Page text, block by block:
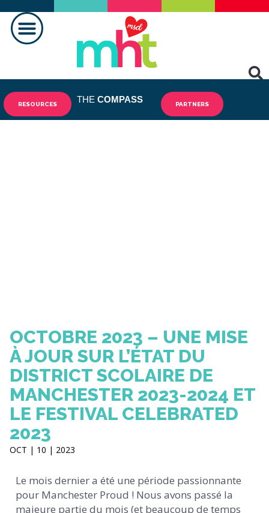
RESOURCES THE COMPASS PARTNERS
OCTOBRE 2023 – UNE MISE
À JOUR SUR L’ÉTAT DU
DISTRICT SCOLAIRE DE
MANCHESTER 2023-2024 ET
LE FESTIVAL CELEBRATED
2023
OCT | 10 | 2023
Le mois dernier a été une période passionnante
pour Manchester Proud ! Nous avons passé la
majeure partie du mois (et beaucoup de temps